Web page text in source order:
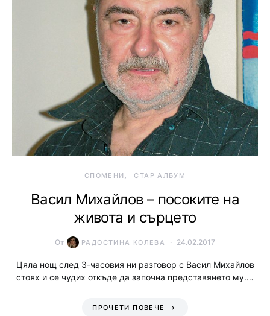
СПОМЕНИ СТАР АЛБУМ
Васил Михайлов – посоките на
живота и сърцето
От РАДОСТИНА КОЛЕВА 24.02.2017
Цяла нощ след 3-часовия ни разговор с Васил Михайлов
стоях и се чудих откъде да започна представянето му.…
ПРОЧЕТИ ПОВЕЧЕ